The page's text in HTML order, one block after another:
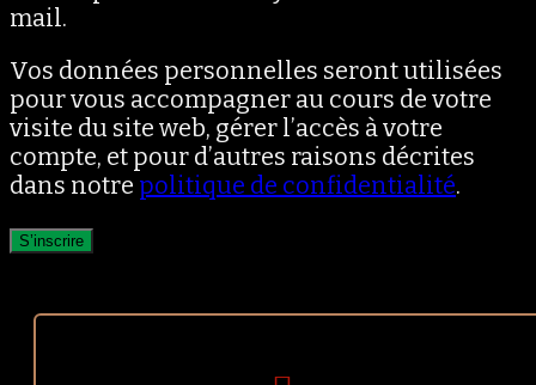
mail.
Vos données personnelles seront utilisées
pour vous accompagner au cours de votre
visite du site web, gérer l’accès à votre
compte, et pour d’autres raisons décrites
dans notre politique de confidentialité.
S’inscrire